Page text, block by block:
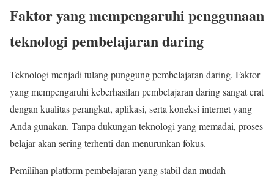
Faktor yang mempengaruhi penggunaan
teknologi pembelajaran daring
Teknologi menjadi tulang punggung pembelajaran daring. Faktor
yang mempengaruhi keberhasilan pembelajaran daring sangat erat
dengan kualitas perangkat, aplikasi, serta koneksi internet yang
Anda gunakan. Tanpa dukungan teknologi yang memadai, proses
belajar akan sering terhenti dan menurunkan fokus.
Pemilihan platform pembelajaran yang stabil dan mudah